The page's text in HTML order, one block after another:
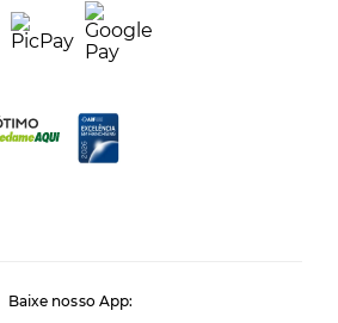
Baixe nosso App: